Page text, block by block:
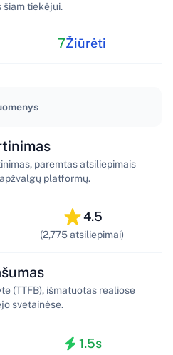
šiam tiekėjui.
7Žiūrėti
paremtas atsiliepimais
platformų.
4.5
(2,775 atsiliepimai)
(TTFB), išmatuotas realiose
svetainėse.
1.5s